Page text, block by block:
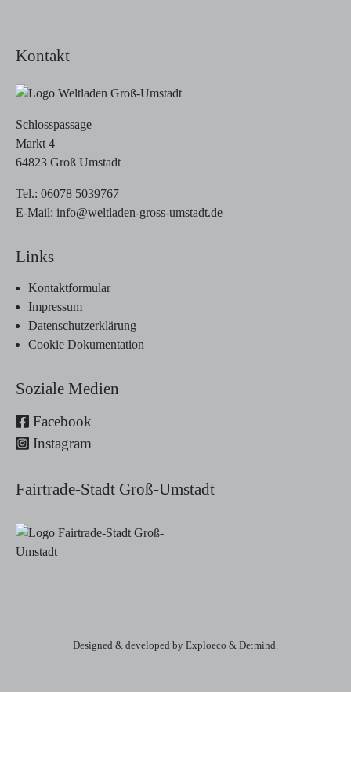
Kontakt
Schlosspassage
Markt 4
64823 Groß Umstadt
Tel.: 06078 5039767
E-Mail: info@weltladen-gross-umstadt.de
Links
Kontaktformular
Impressum
Datenschutzerklärung
Cookie Dokumentation
Soziale Medien
Facebook
Instagram
Fairtrade-Stadt Groß-Umstadt
Designed & developed by Exploeco & De:mind.